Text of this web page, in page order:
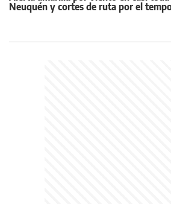
Neuquén y cortes de ruta por el